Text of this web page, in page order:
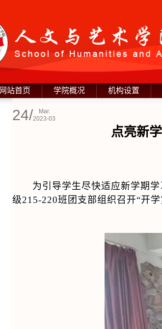
网站首页 学院概况 机构设置
24/
Mar.
2023-03
点亮新
为引导学生尽快适应新学期
级215-220班团支部组织召开“开